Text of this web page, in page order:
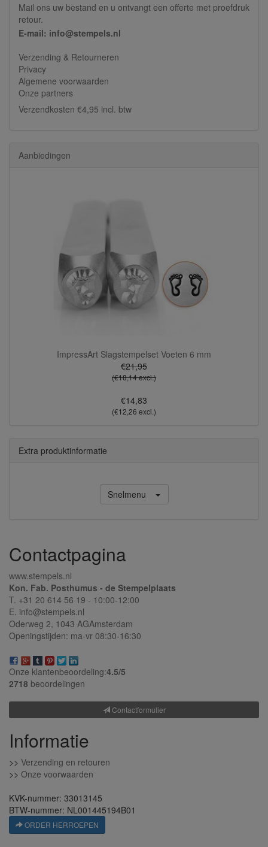
Mail ons uw bestand en u ontvangt een offerte met proefdruk
retour.
E-mail: info@stempels.nl
Verzending & Retourneren
Privacy
Algemene voorwaarden
Onze partners
Verzendkosten €4,95 incl. btw
Aanbiedingen
ImpressArt Slagstempelset Voeten 6 mm
€21,95
(€18,14 excl.)
€14,83
(€12,26 excl.)
Extra produktinformatie
Snelmenu
Contactpagina
www.stempels.nl
Kon. Fab. Posthumus - de Stempelplaats
T. +31 20 614 56 19 - 10:00-12:00
E. info@stempels.nl
Oderweg 2, 1043 AGAmsterdam
Openingstijden: ma-vr 08:30-16:30
Onze klantenbeoordeling:4.5/5
2718 beoordelingen
Contactformulier
Informatie
>> Verzending en retouren
>> Onze voorwaarden
KVK-nummer: 33013145
BTW-nummer: NL001445194B01
ORDER HERROEPEN